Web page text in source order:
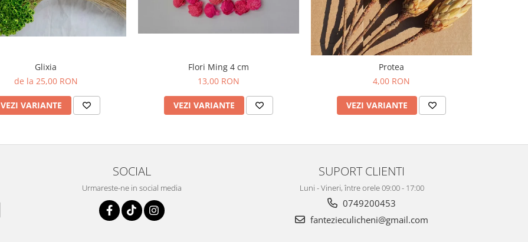
Glixia
de la 25,00 RON
VEZI VARIANTE
Flori Ming 4 cm
13,00 RON
VEZI VARIANTE
Protea
4,00 RON
VEZI VARIANTE
SOCIAL
Urmareste-ne in social media
SUPORT CLIENTI
Luni - Vineri, între orele 09:00 - 17:00
0749200453
fantezieculicheni@gmail.com